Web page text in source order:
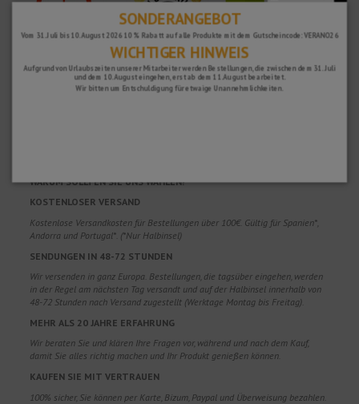
WARUM SOLLTEN SIE UNS WÄHLEN?
KOSTENLOSER VERSAND
Kostenlose Versandkosten für Bestellungen über 100€. Gültig für Spanien*,
Andorra und Portugal*. (*Nur Halbinsel)
SENDUNGEN IN 48-72 STUNDEN
Wir versenden in ganz Europa. Bestellungen, die tagsüber eingehen, werden
in der Regel am nächsten Tag versandt und auf der Halbinsel innerhalb von
48-72 Stunden nach Versand zugestellt (Werktage Montag bis Freitag).
MEHR ALS 20 JAHRE ERFAHRUNG
Wir beraten Sie und klären Ihre Fragen vor, während und nach dem Kauf,
damit Sie alles richtig machen und Ihr Produkt genießen können.
KAUFEN SIE MIT VERTRAUEN
100% sicher, Sie können per Karte, Bizum, Paypal und Überweisung bezahlen.
SONDERANGEBOT
Vom 31. Juli bis 10. August 2026 10 % Rabatt auf alle Produkte mit dem Gutscheincode: VERANO26
WICHTIGER HINWEIS
Aufgrund von Urlaubszeiten unserer Mitarbeiter werden Bestellungen, die zwischen dem 31. Juli
und dem 10. August eingehen, erst ab dem 11. August bearbeitet.
Wir bitten um Entschuldigung für etwaige Unannehmlichkeiten.